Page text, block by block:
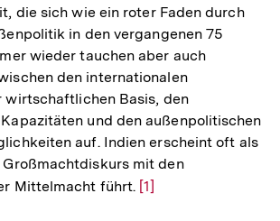
die sich wie ein roter Faden durch
in den vergangenen 75
wieder tauchen aber auch
den internationalen
wirtschaftlichen Basis, den
und den außenpolitischen
auf. Indien erscheint oft als
Großmachtdiskurs mit den
Mittelmacht führt. Zur
[1]